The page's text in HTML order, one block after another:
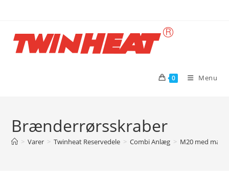
content
0 Menu
Brænderrørsskraber
> Varer > Twinheat Reservedele > Combi Anlæg > M20 med